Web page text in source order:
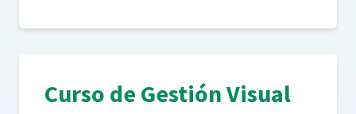
Curso de Gestión Visual